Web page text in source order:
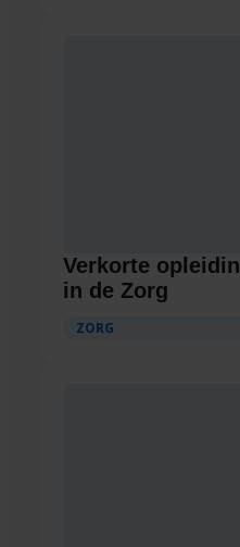
Verkorte
in de Zorg
ZORG